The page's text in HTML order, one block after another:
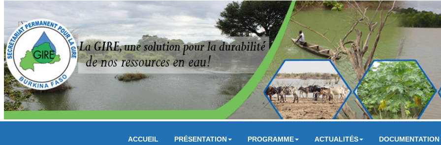
ACCUEIL PRÉSENTATION PROGRAMME ACTUALITÉS DOCUMENTATION